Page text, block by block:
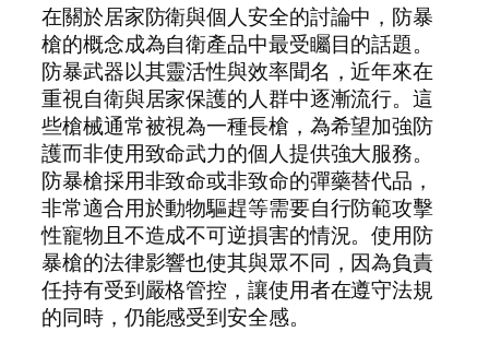
在關於居家防衛與個人安全的討論中，防暴
槍的概念成為自衛產品中最受矚目的話題。
防暴武器以其靈活性與效率聞名，近年來在
重視自衛與居家保護的人群中逐漸流行。這
些槍械通常被視為一種長槍，為希望加強防
護而非使用致命武力的個人提供強大服務。
防暴槍採用非致命或非致命的彈藥替代品，
非常適合用於動物驅趕等需要自行防範攻擊
性寵物且不造成不可逆損害的情況。使用防
暴槍的法律影響也使其與眾不同，因為負責
任持有受到嚴格管控，讓使用者在遵守法規
的同時，仍能感受到安全感。